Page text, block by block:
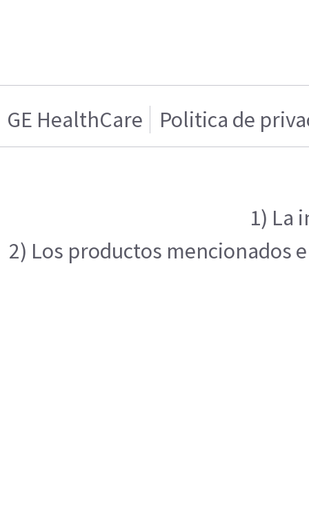
GE HealthCare Politica de
1) La
2) Los productos mencionados